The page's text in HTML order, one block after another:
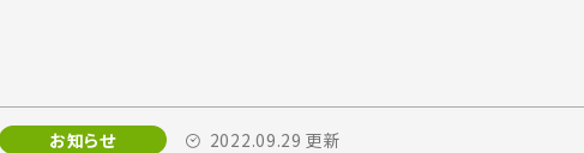
お知らせ 2022.09.29 更新